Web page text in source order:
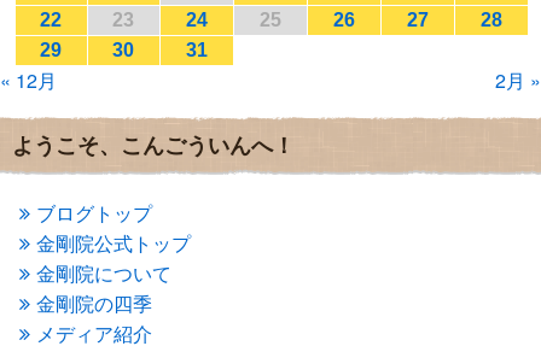
2017年1月(2)
2016年12月(4)
2016年11月(3)
2016年10月
2016年8月
2016年7月
(3)
2016年5月(3)
2016年4月
(4)
2016年3月 (4)
2016年2月 (5)
2016年1月(3)
2015年12月(6)
22 23 24 25 26 27
28
29
30 31
« 12月 2月 »
ようこそ、こんごういんへ！
ブログトップ
金剛院公式トップ
金剛院について
金剛院の四季
メディア紹介